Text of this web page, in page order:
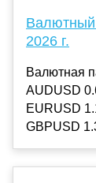
Валютный
2026 г.
Валютная
AUDUSD
EURUSD
GBPUSD